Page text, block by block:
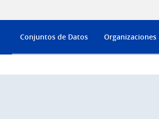
Conjuntos de Datos Organizaciones